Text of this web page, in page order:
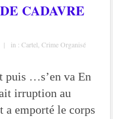
CADAVRE
| in :Cartel,Crime Organisé
puis …s’en va En
irruption au
a emporté le corps